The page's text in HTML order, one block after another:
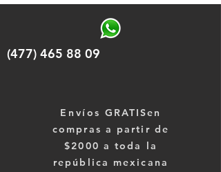
(477) 465 88 09
Envíos GRATISen
compras a partir de
$2000 a toda la
república mexicana